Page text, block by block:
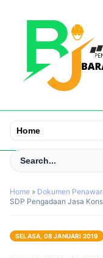
Home » Dokumen
SDP Pengadaan Jasa
SELASA, 08 JANUARI 2019